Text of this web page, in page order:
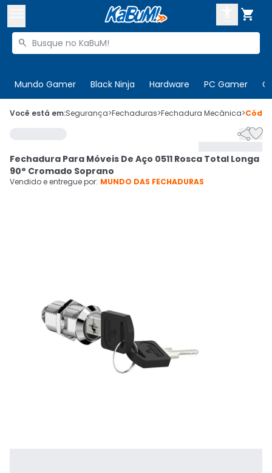

Buscar produtos

Mundo Gamer Black Ninja Hardware PC Gamer
 Olá. Acesse sua conta
Cupons
CADASTRE-SE
Você está em:Segurança>Fechaduras>Fechadura Mecânica>

Fechadura Para Móveis De Aço 0511 Rosca Total Longa
90° Cromado Soprano
Vendido e entregue por: MUNDO DAS FECHADURAS